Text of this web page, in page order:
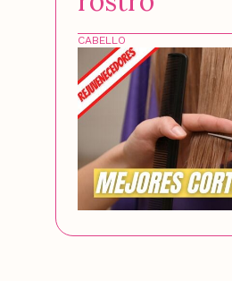
CABELLO